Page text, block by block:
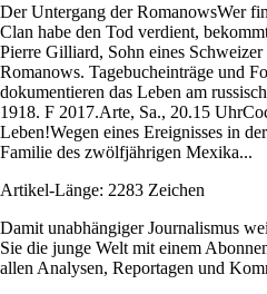
Der Untergang der ­RomanowsWer
Clan habe den Tod verdient,
Pierre Gilliard, Sohn eines
Romanows. Tagebucheinträge und
dokumentieren das Leben am
1918. F 2017.Arte, Sa., 20.15
Leben!Wegen eines Ereignisses in
Familie des zwölfjährigen Mexika...
Artikel-Länge: 2283 Zeichen
Damit unabhängiger Journalismus
Sie die junge Welt mit einem
allen Analysen, Reportagen und